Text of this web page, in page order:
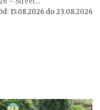
15.08.2026 do 23.08.2026